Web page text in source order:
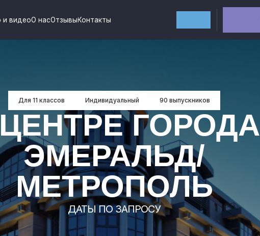
О насОтзывыКонтакты
Для 11 классов Индивидуальный 90 выпускников
ГОРОДА
ЭМЕРАЛЬД/
МЕТРОПОЛЬ
ДАТЫ ПО ЗАПРОСУ